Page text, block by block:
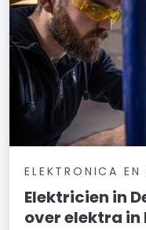
ELEKTRONICA EN
Elektricien in
over elektra